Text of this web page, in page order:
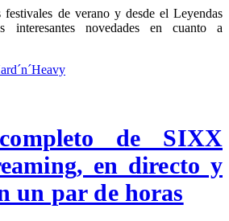
festivales de verano y desde el Leyendas
interesantes novedades en cuanto a
de SIXX
en directo y
un par de horas